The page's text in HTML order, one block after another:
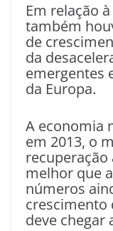
Em relação
também
de
da
emergentes
da Europa.
A economia
em 2013, o
melhor que
números
crescimento
deve chegar